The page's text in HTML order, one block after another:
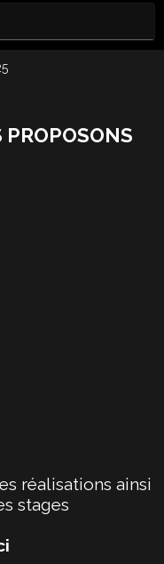
PROPOSONS
réalisations ainsi
stages